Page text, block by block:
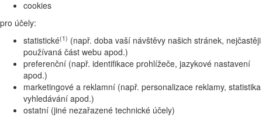
cookies
pro účely:
statistické(1) (např. doba vaší návštěvy našich stránek, nejčastěji
používaná část webu apod.)
preferenční (např. identifikace prohlížeče, jazykové nastavení
apod.)
marketingové a reklamní (např. personalizace reklamy, statistika
vyhledávání apod.)
ostatní (jiné nezařazené technické účely)